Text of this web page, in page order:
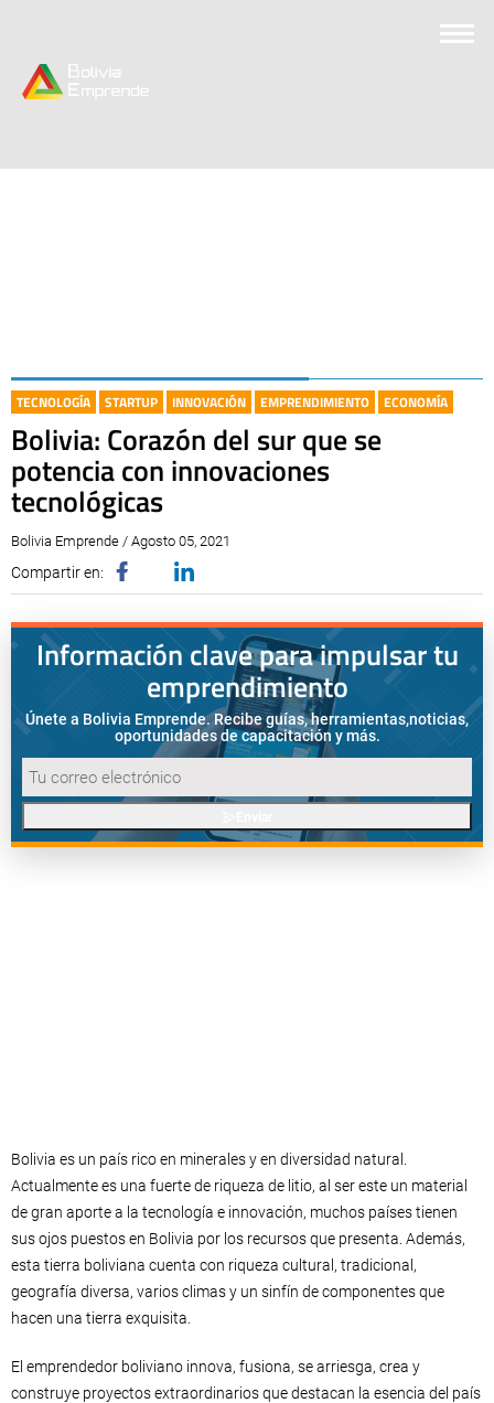
TECNOLOGÍA STARTUP INNOVACIÓN EMPRENDIMIENTO ECONOMÍA
Bolivia: Corazón del sur que se
potencia con innovaciones
tecnológicas
Bolivia Emprende / Agosto 05, 2021
Compartir en:
Información clave para impulsar tu
emprendimiento
Únete a Bolivia Emprende. Recibe guías, herramientas,noticias,
oportunidades de capacitación y más.
Bolivia es un país rico en minerales y en diversidad natural.
Actualmente es una fuerte de riqueza de litio, al ser este un material
de gran aporte a la tecnología e innovación, muchos países tienen
sus ojos puestos en Bolivia por los recursos que presenta. Además,
esta tierra boliviana cuenta con riqueza cultural, tradicional,
geografía diversa, varios climas y un sinfín de componentes que
hacen una tierra exquisita.
El emprendedor boliviano innova, fusiona, se arriesga, crea y
construye proyectos extraordinarios que destacan la esencia del país